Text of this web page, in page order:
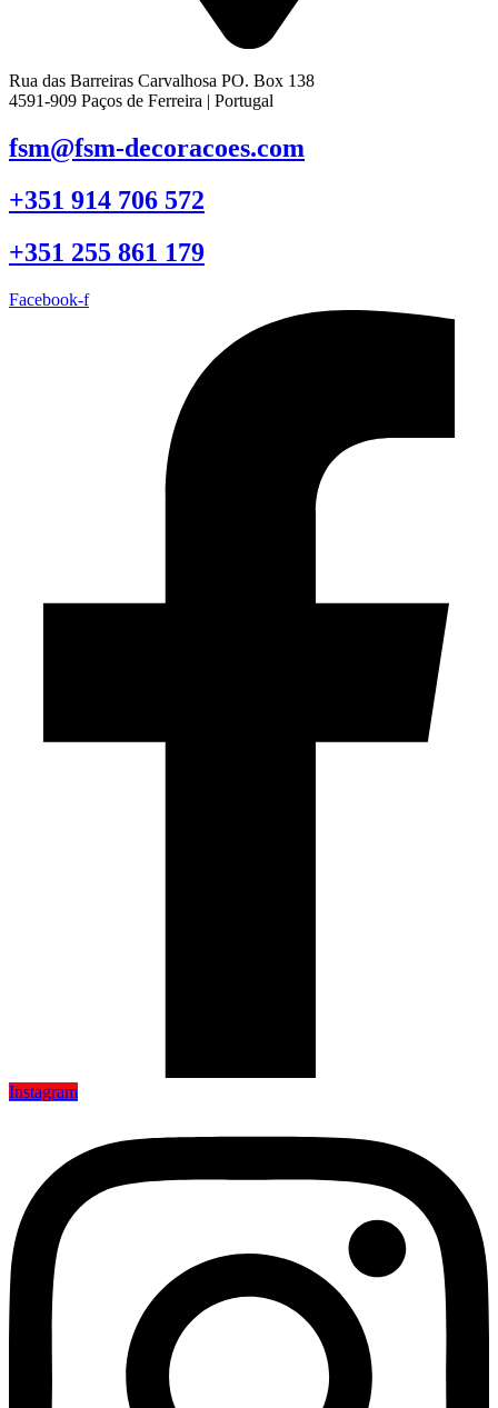
Rua das Barreiras Carvalhosa PO. Box 138
4591-909 Paços de Ferreira | Portugal
fsm@fsm-decoracoes.com
+351 914 706 572
+351 255 861 179
Facebook-f
Instagram